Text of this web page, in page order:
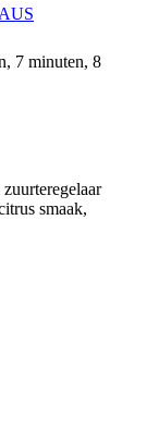
7 minuten, 8
smaak,